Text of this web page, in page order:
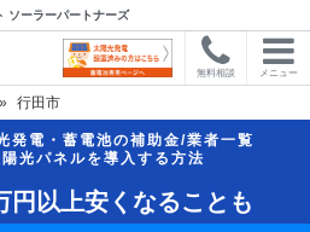
ソーラーパートナーズ
無料相談 メニュー
» 行田市
発電・蓄電池の補助金/業者一覧
光パネルを導入する方法
円以上安くなることも